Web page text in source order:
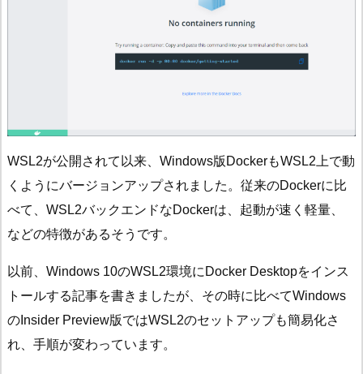
WSL2が公開されて以来、Windows版DockerもWSL2上で動
くようにバージョンアップされました。従来のDockerに比
べて、WSL2バックエンドなDockerは、起動が速く軽量、
などの特徴があるそうです。
以前、Windows 10のWSL2環境にDocker Desktopをインス
トールする記事を書きましたが、その時に比べてWindows
のInsider Preview版ではWSL2のセットアップも簡易化さ
れ、手順が変わっています。